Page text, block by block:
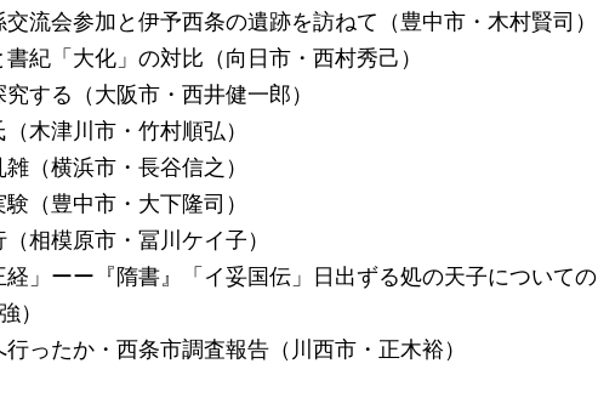
流会参加と伊予西条の遺跡を訪ねて（豊中市・木村賢司）
紀「大化」の対比（向日市・西村秀己）
する（大阪市・西井健一郎）
木津川市・竹村順弘）
（横浜市・長谷信之）
（豊中市・大下隆司）
相模原市・冨川ケイ子）
」ーー『隋書』「イ妥国伝」日出ずる処の天子についての
）
ったか・西条市調査報告（川西市・正木裕）